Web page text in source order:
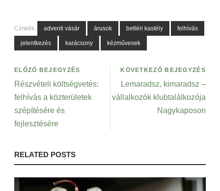
Címkék: adventi vásár árusok betléri kastély felhívás
jelentkezés karácsony kézművesek
ELŐZŐ BEJEGYZÉS
Részvételi költségvetés:
felhívás a közterületek
szépítésére és
fejlesztésére
KÖVETKEZŐ BEJEGYZÉS
Lemaradsz, kimaradsz –
vállalkozók klubtalálkozója
Nagykaposon
RELATED POSTS